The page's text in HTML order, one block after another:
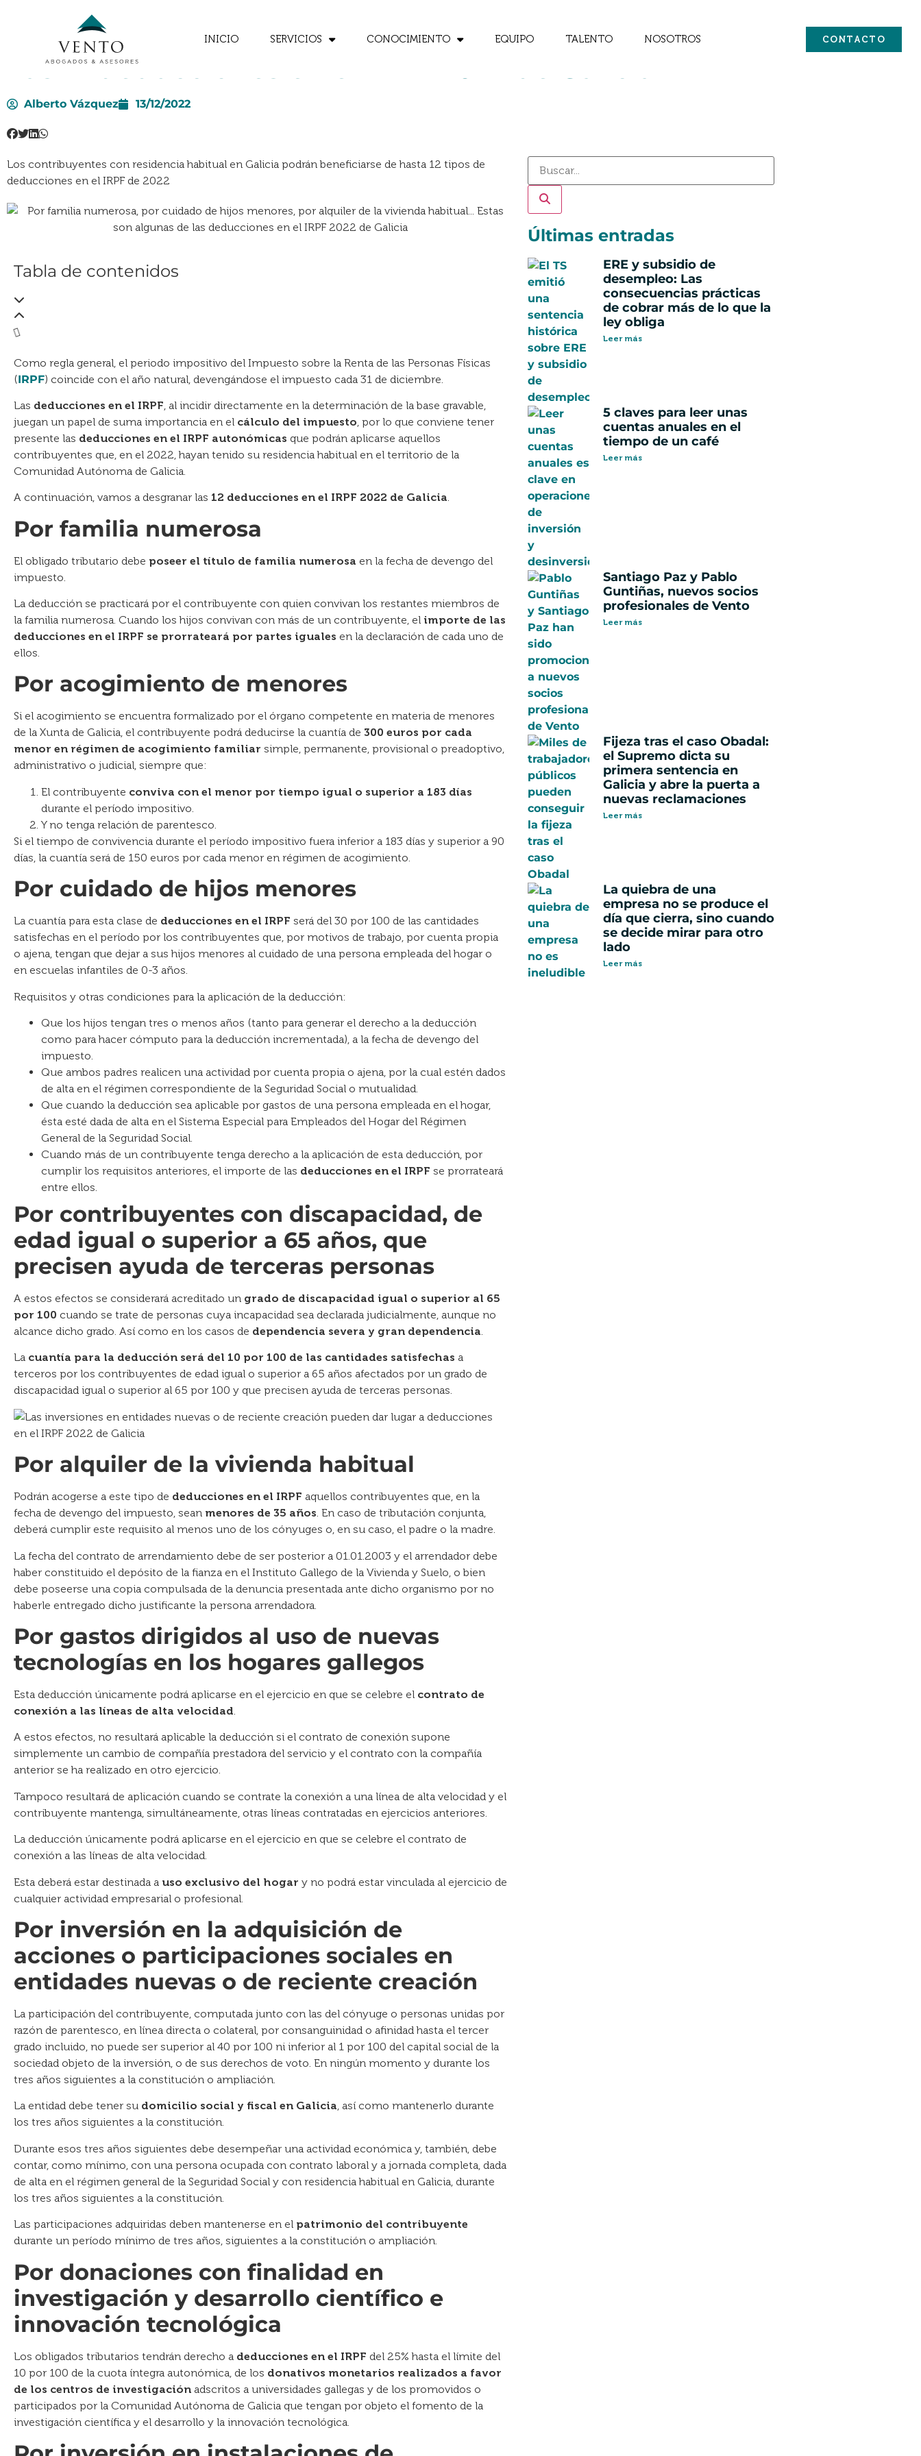
INICIO SERVICIOS CONOCIMIENTO EQUIPO TALENTO NOSOTROS CONTACTO
Las 12 deducciones en el IRPF 2022 de Galicia
Alberto Vázquez 13/12/2022
Los contribuyentes con residencia habitual en Galicia podrán beneficiarse de hasta 12 tipos de
deducciones en el IRPF de 2022
Tabla de contenidos
Como regla general, el periodo impositivo del Impuesto sobre la Renta de las Personas Físicas
(IRPF) coincide con el año natural, devengándose el impuesto cada 31 de diciembre.
Las deducciones en el IRPF, al incidir directamente en la determinación de la base gravable,
juegan un papel de suma importancia en el cálculo del impuesto, por lo que conviene tener
presente las deducciones en el IRPF autonómicas que podrán aplicarse aquellos
contribuyentes que, en el 2022, hayan tenido su residencia habitual en el territorio de la
Comunidad Autónoma de Galicia.
A continuación, vamos a desgranar las 12 deducciones en el IRPF 2022 de Galicia.
Por familia numerosa
El obligado tributario debe poseer el título de familia numerosa en la fecha de devengo del
impuesto.
La deducción se practicará por el contribuyente con quien convivan los restantes miembros de
la familia numerosa. Cuando los hijos convivan con más de un contribuyente, el importe de las
deducciones en el IRPF se prorrateará por partes iguales en la declaración de cada uno de
ellos.
Por acogimiento de menores
Si el acogimiento se encuentra formalizado por el órgano competente en materia de menores
de la Xunta de Galicia, el contribuyente podrá deducirse la cuantía de 300 euros por cada
menor en régimen de acogimiento familiar simple, permanente, provisional o preadoptivo,
administrativo o judicial, siempre que:
El contribuyente conviva con el menor por tiempo igual o superior a 183 días
durante el período impositivo.
Y no tenga relación de parentesco.
Si el tiempo de convivencia durante el período impositivo fuera inferior a 183 días y superior a 90
días, la cuantía será de 150 euros por cada menor en régimen de acogimiento.
Por cuidado de hijos menores
La cuantía para esta clase de deducciones en el IRPF será del 30 por 100 de las cantidades
satisfechas en el período por los contribuyentes que, por motivos de trabajo, por cuenta propia
o ajena, tengan que dejar a sus hijos menores al cuidado de una persona empleada del hogar o
en escuelas infantiles de 0-3 años.
Requisitos y otras condiciones para la aplicación de la deducción:
Que los hijos tengan tres o menos años (tanto para generar el derecho a la deducción
como para hacer cómputo para la deducción incrementada), a la fecha de devengo del
impuesto.
Que ambos padres realicen una actividad por cuenta propia o ajena, por la cual estén dados
de alta en el régimen correspondiente de la Seguridad Social o mutualidad.
Que cuando la deducción sea aplicable por gastos de una persona empleada en el hogar,
ésta esté dada de alta en el Sistema Especial para Empleados del Hogar del Régimen
General de la Seguridad Social.
Cuando más de un contribuyente tenga derecho a la aplicación de esta deducción, por
cumplir los requisitos anteriores, el importe de las deducciones en el IRPF se prorrateará
entre ellos.
Por contribuyentes con discapacidad, de
edad igual o superior a 65 años, que
precisen ayuda de terceras personas
A estos efectos se considerará acreditado un grado de discapacidad igual o superior al 65
por 100 cuando se trate de personas cuya incapacidad sea declarada judicialmente, aunque no
alcance dicho grado. Así como en los casos de dependencia severa y gran dependencia.
La cuantía para la deducción será del 10 por 100 de las cantidades satisfechas a
terceros por los contribuyentes de edad igual o superior a 65 años afectados por un grado de
discapacidad igual o superior al 65 por 100 y que precisen ayuda de terceras personas.
Por alquiler de la vivienda habitual
Podrán acogerse a este tipo de deducciones en el IRPF aquellos contribuyentes que, en la
fecha de devengo del impuesto, sean menores de 35 años. En caso de tributación conjunta,
deberá cumplir este requisito al menos uno de los cónyuges o, en su caso, el padre o la madre.
La fecha del contrato de arrendamiento debe de ser posterior a 01.01.2003 y el arrendador debe
haber constituido el depósito de la fianza en el Instituto Gallego de la Vivienda y Suelo, o bien
debe poseerse una copia compulsada de la denuncia presentada ante dicho organismo por no
haberle entregado dicho justificante la persona arrendadora.
Por gastos dirigidos al uso de nuevas
tecnologías en los hogares gallegos
Esta deducción únicamente podrá aplicarse en el ejercicio en que se celebre el contrato de
conexión a las líneas de alta velocidad.
A estos efectos, no resultará aplicable la deducción si el contrato de conexión supone
simplemente un cambio de compañía prestadora del servicio y el contrato con la compañía
anterior se ha realizado en otro ejercicio.
Tampoco resultará de aplicación cuando se contrate la conexión a una línea de alta velocidad y el
contribuyente mantenga, simultáneamente, otras líneas contratadas en ejercicios anteriores.
La deducción únicamente podrá aplicarse en el ejercicio en que se celebre el contrato de
conexión a las líneas de alta velocidad.
Esta deberá estar destinada a uso exclusivo del hogar y no podrá estar vinculada al ejercicio de
cualquier actividad empresarial o profesional.
Por inversión en la adquisición de
acciones o participaciones sociales en
entidades nuevas o de reciente creación
La participación del contribuyente, computada junto con las del cónyuge o personas unidas por
razón de parentesco, en línea directa o colateral, por consanguinidad o afinidad hasta el tercer
grado incluido, no puede ser superior al 40 por 100 ni inferior al 1 por 100 del capital social de la
sociedad objeto de la inversión, o de sus derechos de voto. En ningún momento y durante los
tres años siguientes a la constitución o ampliación.
La entidad debe tener su domicilio social y fiscal en Galicia, así como mantenerlo durante
los tres años siguientes a la constitución.
Durante esos tres años siguientes debe desempeñar una actividad económica y, también, debe
contar, como mínimo, con una persona ocupada con contrato laboral y a jornada completa, dada
de alta en el régimen general de la Seguridad Social y con residencia habitual en Galicia, durante
los tres años siguientes a la constitución.
Las participaciones adquiridas deben mantenerse en el patrimonio del contribuyente
durante un período mínimo de tres años, siguientes a la constitución o ampliación.
Por donaciones con finalidad en
investigación y desarrollo científico e
innovación tecnológica
Los obligados tributarios tendrán derecho a deducciones en el IRPF del 25% hasta el límite del
10 por 100 de la cuota íntegra autonómica, de los donativos monetarios realizados a favor
de los centros de investigación adscritos a universidades gallegas y de los promovidos o
participados por la Comunidad Autónoma de Galicia que tengan por objeto el fomento de la
investigación científica y el desarrollo y la innovación tecnológica.
Últimas entradas
ERE y subsidio de
desempleo: Las
consecuencias prácticas
de cobrar más de lo que la
ley obliga
Leer más
5 claves para leer unas
cuentas anuales en el
tiempo de un café
Leer más
Santiago Paz y Pablo
Guntiñas, nuevos socios
profesionales de Vento
Leer más
Fijeza tras el caso Obadal:
el Supremo dicta su
primera sentencia en
Galicia y abre la puerta a
nuevas reclamaciones
Leer más
La quiebra de una
empresa no se produce el
día que cierra, sino cuando
se decide mirar para otro
lado
Leer más